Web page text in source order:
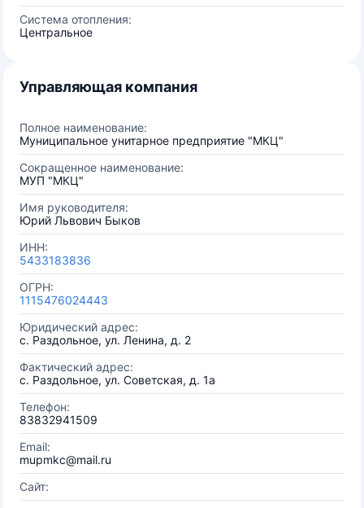
Система отопления:
Центральное
Управляющая компания
Полное наименование:
Муниципальное унитарное предприятие "МКЦ"
Сокращенное наименование:
МУП "МКЦ"
Имя руководителя:
Юрий Львович Быков
ИНН:
5433183836
ОГРН:
1115476024443
Юридический адрес:
с. Раздольное, ул. Ленина, д. 2
Фактический адрес:
с. Раздольное, ул. Советская, д. 1а
Телефон:
83832941509
Email:
mupmkc@mail.ru
Сайт: